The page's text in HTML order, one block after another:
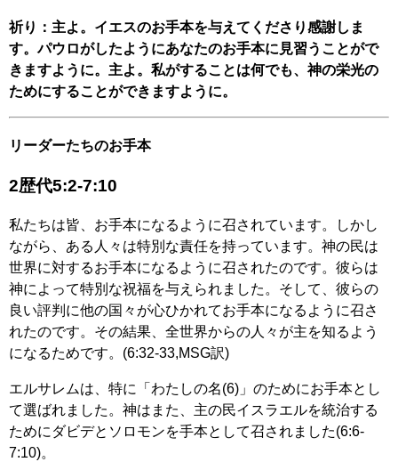
祈り：主よ。イエスのお手本を与えてくださり感謝しま
す。パウロがしたようにあなたのお手本に見習うことがで
きますように。主よ。私がすることは何でも、神の栄光の
ためにすることができますように。
リーダーたちのお手本
2歴代5:2-7:10
私たちは皆、お手本になるように召されています。しかし
ながら、ある人々は特別な責任を持っています。神の民は
世界に対するお手本になるように召されたのです。彼らは
神によって特別な祝福を与えられました。そして、彼らの
良い評判に他の国々が心ひかれてお手本になるように召さ
れたのです。その結果、全世界からの人々が主を知るよう
になるためです。(6:32-33,MSG訳)
エルサレムは、特に「わたしの名(6)」のためにお手本とし
て選ばれました。神はまた、主の民イスラエルを統治する
ためにダビデとソロモンを手本として召されました(6:6-
7:10)。